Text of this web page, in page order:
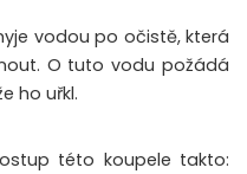
vodou po očistě, která
O tuto vodu požádá
ho uřkl.
této koupele takto: